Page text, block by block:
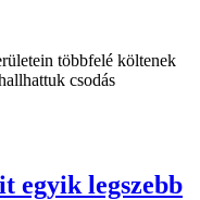
többfelé költenek
csodás
egyik legszebb